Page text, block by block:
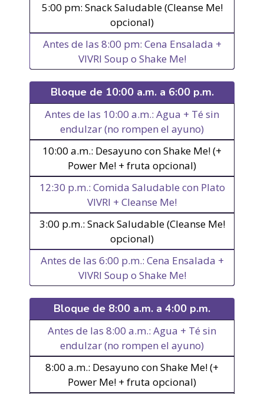
5:00 pm: Snack Saludable (Cleanse Me!
opcional)
Antes de las 8:00 pm: Cena Ensalada +
VIVRI Soup o Shake Me!
Bloque de 10:00 a.m. a 6:00 p.m.
Antes de las 10:00 a.m.: Agua + Té sin
endulzar (no rompen el ayuno)
10:00 a.m.: Desayuno con Shake Me! (+
Power Me! + fruta opcional)
12:30 p.m.: Comida Saludable con Plato
VIVRI + Cleanse Me!
3:00 p.m.: Snack Saludable (Cleanse Me!
opcional)
Antes de las 6:00 p.m.: Cena Ensalada +
VIVRI Soup o Shake Me!
Bloque de 8:00 a.m. a 4:00 p.m.
Antes de las 8:00 a.m.: Agua + Té sin
endulzar (no rompen el ayuno)
8:00 a.m.: Desayuno con Shake Me! (+
Power Me! + fruta opcional)